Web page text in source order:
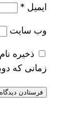
ایمیل *
وب‌ سایت
ذخیره
زمانی که